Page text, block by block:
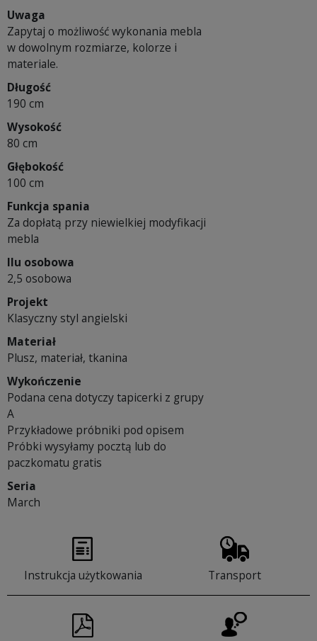
Uwaga
Zapytaj o możliwość wykonania mebla
w dowolnym rozmiarze, kolorze i
materiale.
Długość
190 cm
Wysokość
80 cm
Głębokość
100 cm
Funkcja spania
Za dopłatą przy niewielkiej modyfikacji
mebla
Ilu osobowa
2,5 osobowa
Projekt
Klasyczny styl angielski
Materiał
Plusz, materiał, tkanina
Wykończenie
Podana cena dotyczy tapicerki z grupy
A
Przykładowe próbniki pod opisem
Próbki wysyłamy pocztą lub do
paczkomatu gratis
Seria
March
Instrukcja użytkowania Transport